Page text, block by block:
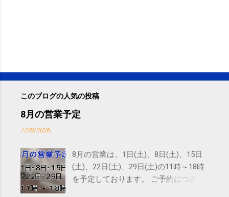
このブログの人気の投稿
8月の営業予定
7/28/2026
8月の営業は、1日(土)、8日(土)、15日
(土)、22日(土)、29日(土)の11時～18時
を予定しております。 ご予約につきま